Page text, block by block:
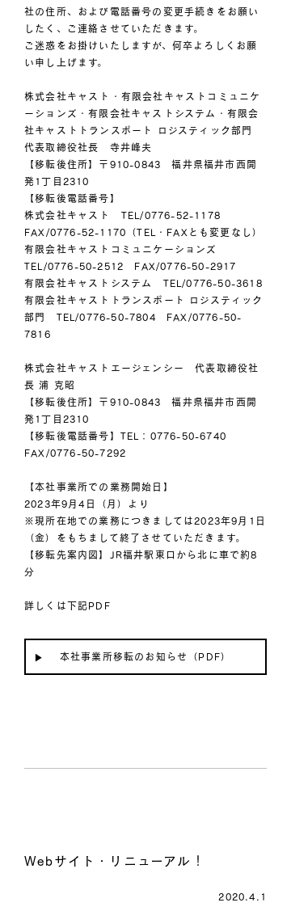
社の住所、および電話番号の変更手続きをお願い
したく、ご連絡させていただきます。
ご迷惑をお掛けいたしますが、何卒よろしくお願
い申し上げます。
株式会社キャスト・有限会社キャストコミュニケ
ーションズ・有限会社キャストシステム・有限会
社キャストトランスポート ロジスティック部門
代表取締役社長 寺井峰夫
【移転後住所】〒910-0843 福井県福井市西開
発1丁目2310
【移転後電話番号】
株式会社キャスト TEL/0776-52-1178
FAX/0776-52-1170（TEL・FAXとも変更なし）
有限会社キャストコミュニケーションズ
TEL/0776-50-2512 FAX/0776-50-2917
有限会社キャストシステム TEL/0776-50-3618
有限会社キャストトランスポート ロジスティック
部門 TEL/0776-50-7804 FAX/0776-50-
7816
株式会社キャストエージェンシー 代表取締役社
長 浦 克昭
【移転後住所】〒910-0843 福井県福井市西開
発1丁目2310
【移転後電話番号】TEL：0776-50-6740
FAX/0776-50-7292
【本社事業所での業務開始日】
2023年9月4日（月）より
※現所在地での業務につきましては2023年9月1日
（金）をもちまして終了させていただきます。
【移転先案内図】JR福井駅東口から北に車で約8
分
詳しくは下記PDF
本社事業所移転のお知らせ（PDF）
Webサイト・リニューアル！
2020.4.1